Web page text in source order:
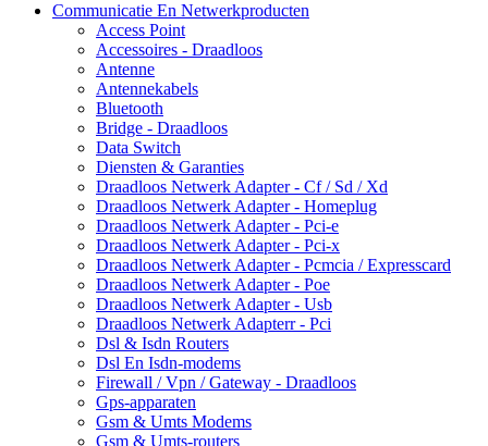
Communicatie En Netwerkproducten
Access Point
Accessoires - Draadloos
Antenne
Antennekabels
Bluetooth
Bridge - Draadloos
Data Switch
Diensten & Garanties
Draadloos Netwerk Adapter - Cf / Sd / Xd
Draadloos Netwerk Adapter - Homeplug
Draadloos Netwerk Adapter - Pci-e
Draadloos Netwerk Adapter - Pci-x
Draadloos Netwerk Adapter - Pcmcia / Expresscard
Draadloos Netwerk Adapter - Poe
Draadloos Netwerk Adapter - Usb
Draadloos Netwerk Adapterr - Pci
Dsl & Isdn Routers
Dsl En Isdn-modems
Firewall / Vpn / Gateway - Draadloos
Gps-apparaten
Gsm & Umts Modems
Gsm & Umts-routers